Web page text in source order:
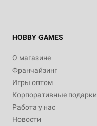
HOBBY GAMES
О магазине
Франчайзинг
Игры оптом
Корпоративные подарки
Работа у нас
Новости